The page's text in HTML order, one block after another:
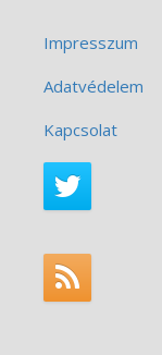
Impresszum
Adatvédelem
Kapcsolat